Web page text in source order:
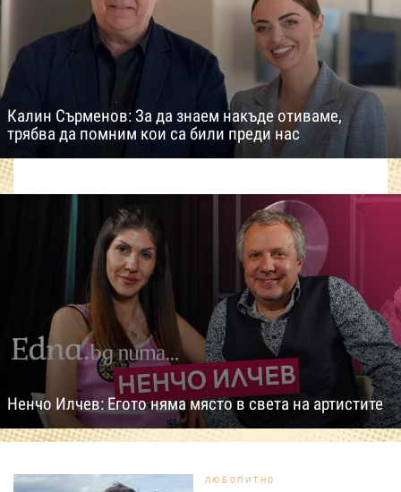
Калин Сърменов: За да знаем накъде отиваме,
трябва да помним кои са били преди нас
Ненчо Илчев: Егото няма място в света на артистите
ЛЮБОПИТНО